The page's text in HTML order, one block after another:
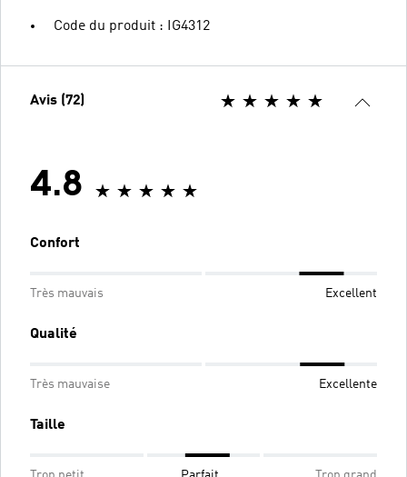
Code du produit : IG4312
Avis (72)
4.8
Confort
Très mauvais Excellent
Qualité
Très mauvaise Excellente
Taille